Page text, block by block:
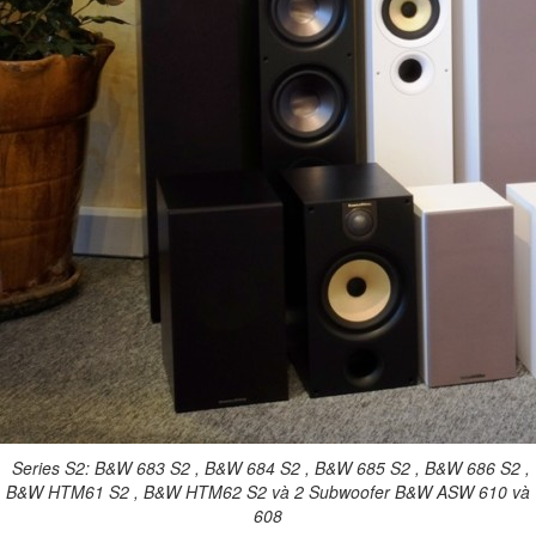
Series S2: B&W 683 S2 , B&W 684 S2 , B&W 685 S2 , B&W 686 S2 ,
B&W HTM61 S2 , B&W HTM62 S2 và 2 Subwoofer B&W ASW 610 và
608